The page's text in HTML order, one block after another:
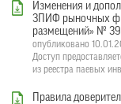
Изменения и
ЗПИФ рыночных
размещений» №
опубликовано
Доступ
из реестра паевых
Правила